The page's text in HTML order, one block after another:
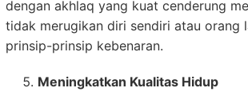
dengan akhlaq yang kuat cenderung
tidak merugikan diri sendiri atau orang
prinsip-prinsip kebenaran.
Meningkatkan Kualitas Hidup